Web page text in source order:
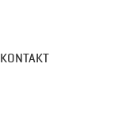
KONTAKT